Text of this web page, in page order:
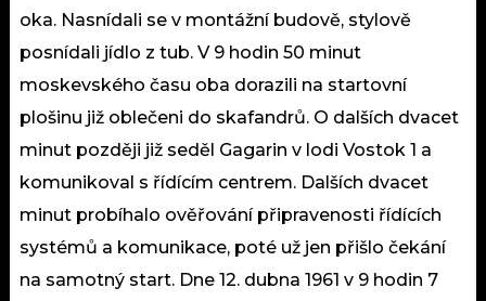
oka. Nasnídali se v montážní budově, stylově
posnídali jídlo z tub. V 9 hodin 50 minut
moskevského času oba dorazili na startovní
plošinu již oblečeni do skafandrů. O dalších dvacet
minut později již seděl Gagarin v lodi Vostok 1 a
komunikoval s řídícím centrem. Dalších dvacet
minut probíhalo ověřování připravenosti řídících
systémů a komunikace, poté už jen přišlo čekání
na samotný start. Dne 12. dubna 1961 v 9 hodin 7